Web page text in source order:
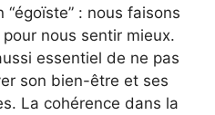
: nous faisons
nous sentir mieux.
essentiel de ne pas
son bien-être et ses
La cohérence dans la